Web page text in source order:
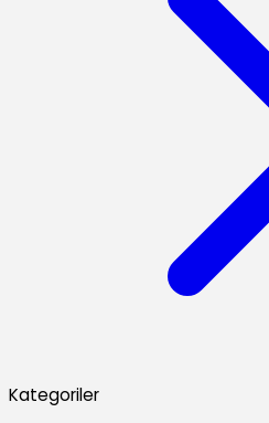
Kategoriler